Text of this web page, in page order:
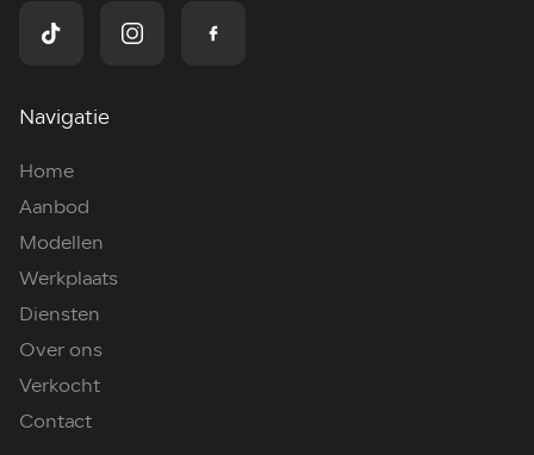
Navigatie
Home
Aanbod
Modellen
Werkplaats
Diensten
Over ons
Verkocht
Contact